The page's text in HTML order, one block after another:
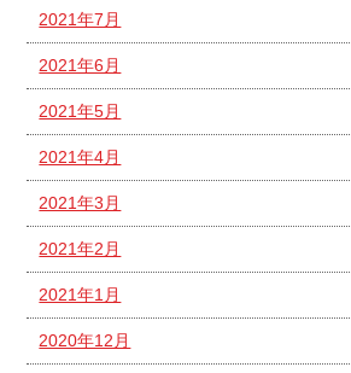
2021年7月
2021年6月
2021年5月
2021年4月
2021年3月
2021年2月
2021年1月
2020年12月